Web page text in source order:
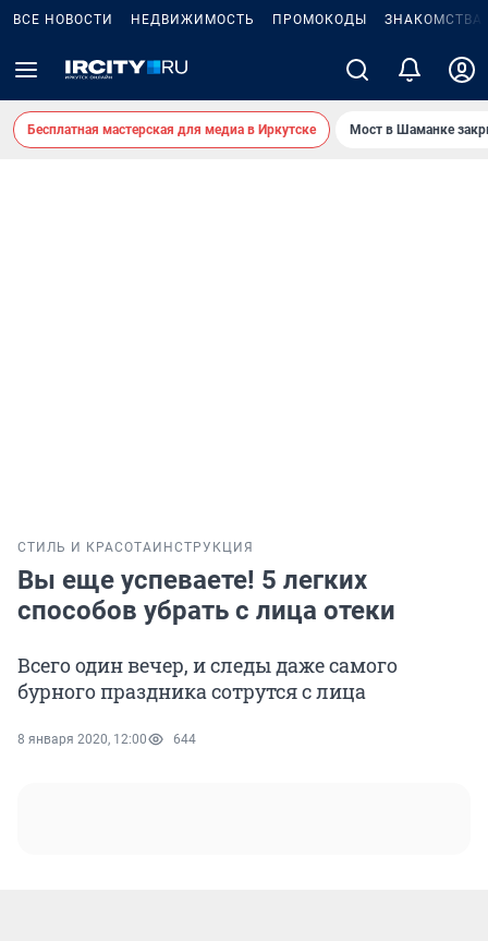
ВСЕ НОВОСТИ НЕДВИЖИМОСТЬ ПРОМОКОДЫ ЗНАКОМСТВА
Бесплатная мастерская для медиа в Иркутске Мост в Шаманке
СТИЛЬ И КРАСОТА ИНСТРУКЦИЯ
Вы еще успеваете! 5 легких
способов убрать с лица отеки
Всего один вечер, и следы даже самого
бурного праздника сотрутся с лица
8 января 2020, 12:00 644